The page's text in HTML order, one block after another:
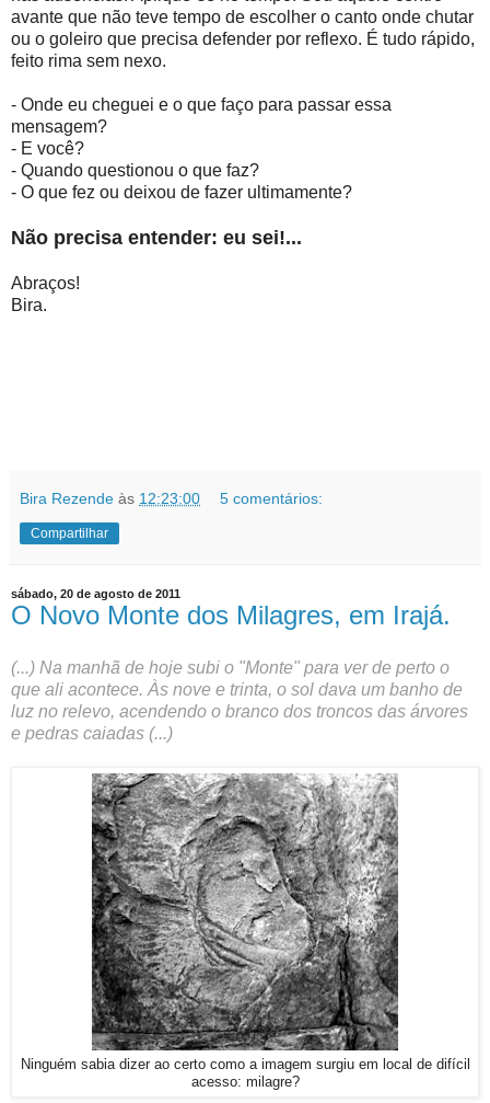
avante que não teve tempo de escolher o canto onde chutar
ou o goleiro que precisa defender por reflexo. É tudo rápido,
feito rima sem nexo.
- Onde eu cheguei e o que faço para passar essa
mensagem?
- E você?
- Quando questionou o que faz?
- O que fez ou deixou de fazer ultimamente?
Não precisa entender: eu sei!...
Abraços!
Bira.
Bira Rezende às 12:23:00 5 comentários:
Compartilhar
sábado, 20 de agosto de 2011
O Novo Monte dos Milagres, em Irajá.
(...) Na manhã de hoje subi o "Monte" para ver de perto o
que ali acontece. Às nove e trinta, o sol dava um banho de
luz no relevo, acendendo o branco dos troncos das árvores
e pedras caiadas (...)
Ninguém sabia dizer ao certo como a imagem surgiu em local de difícil
acesso: milagre?